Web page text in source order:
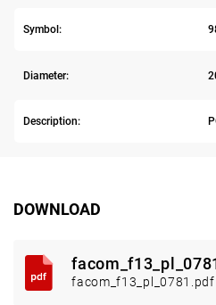
Symbol:
Diameter:
Description:
DOWNLOAD